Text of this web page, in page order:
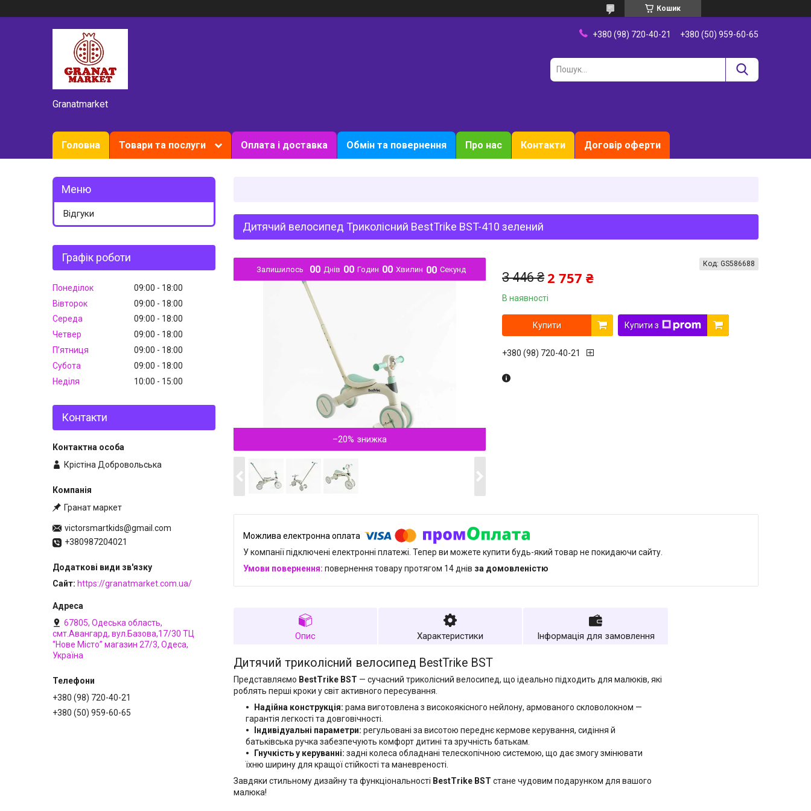
Кошик
Granatmarket
+380 (98) 720-40-21 +380 (50) 959-60-65
Головна Товари та послуги Оплата і доставка Обмін та повернення Про нас Контакти Договір оферти
Дитячий велосипед Триколісний BestTrike BST-410 зелений
Залишилось 00 Днів 00 Годин 00 Хвилин 00 Секунд
–20%
3 446 ₴ 2 757 ₴
В наявності
Код: GS586688
Купити Купити з
+380 (98) 720-40-21
У компанії підключені електронні платежі. Тепер ви можете купити будь-який товар не покидаючи сайту.
повернення товару протягом 14 днів за домовленістю
Опис Характеристики Інформація для замовлення
Дитячий триколісний велосипед BestTrike BST
Представляємо BestTrike BST — сучасний триколісний велосипед, що ідеально підходить для малюків, які
роблять перші кроки у світ активного пересування.
Надійна конструкція: рама виготовлена з високоякісного нейлону, армованого скловолокном —
гарантія легкості та довговічності.
Індивідуальні параметри: регульовані за висотою переднє кермове керування, сидіння й
батьківська ручка забезпечують комфорт дитині та зручність батькам.
Гнучкість у керуванні: задні колеса обладнані телескопічною системою, що дає змогу змінювати
їхню ширину для кращої стійкості та маневреності.
Завдяки стильному дизайну та функціональності BestTrike BST стане чудовим подарунком для вашого
малюка!
Відгуки
Графік роботи
Понеділок 09:00
18:00
Вівторок
09:00
18:00
Середа
09:00
18:00
Четвер
09:00
18:00
Пʼятниця
09:00
18:00
Субота
09:00
18:00
Неділя
10:00 15:00
Контакти
Крістіна Добровольська
Гранат маркет
victorsmartkids@gmail.com
+380987204021
Сайт https://granatmarket.com.ua/
67805, Одеська область,
смт.Авангард, вул.Базова,17/30 ТЦ
“Нове Місто” магазин 27/3, Одеса,
Україна
+380 (98) 720-40-21
+380 (50) 959-60-65